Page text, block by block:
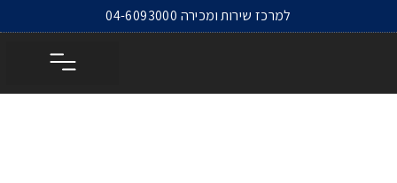
למרכז שירות ומכירה 04-6093000